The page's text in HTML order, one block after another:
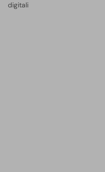
digitali